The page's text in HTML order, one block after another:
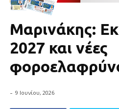
Μαρινάκης:
2027 και νέες
- 9 Ιουνίου, 2026